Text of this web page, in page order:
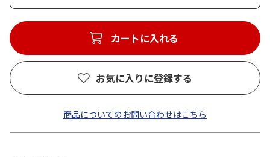
カートに入れる
お気に入りに登録する
商品についてのお問い合わせはこちら